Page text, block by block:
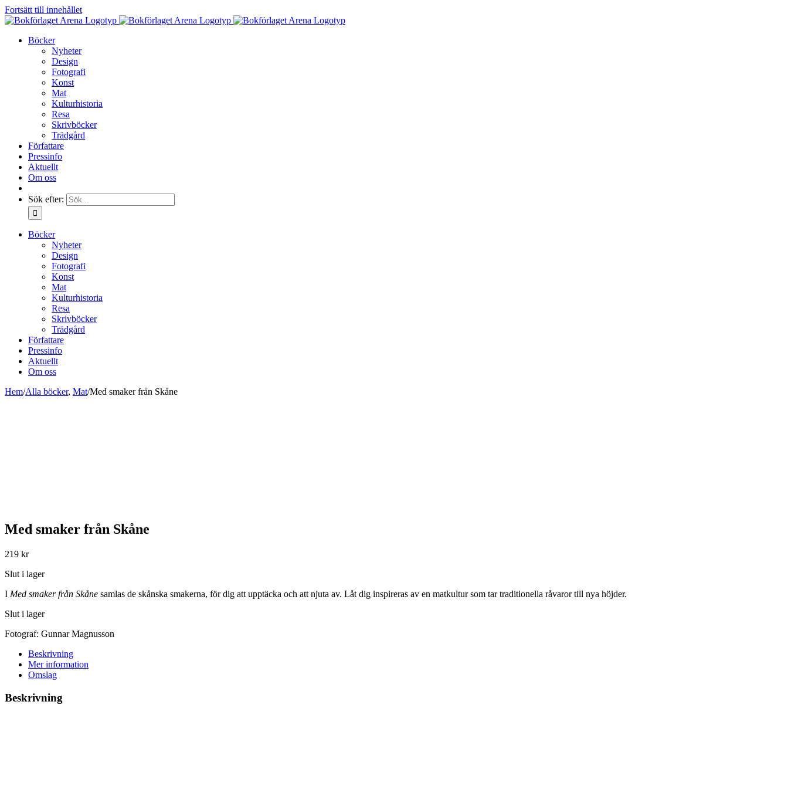
Fortsätt till innehållet
Böcker
Nyheter
Design
Fotografi
Konst
Mat
Kulturhistoria
Resa
Skrivböcker
Trädgård
Författare
Pressinfo
Aktuellt
Om oss
Sök efter:
Böcker
Nyheter
Design
Fotografi
Konst
Mat
Kulturhistoria
Resa
Skrivböcker
Trädgård
Författare
Pressinfo
Aktuellt
Om oss
Hem/Alla böcker, Mat/Med smaker från Skåne
Med smaker från Skåne
219 kr
Slut i lager
I Med smaker från Skåne samlas de skånska smakerna, för dig att upptäcka och att njuta av. Låt dig inspireras av en matkultur som tar traditionella råvaror till nya höjder.
Slut i lager
Fotograf: Gunnar Magnusson
Beskrivning
Mer information
Omslag
Beskrivning